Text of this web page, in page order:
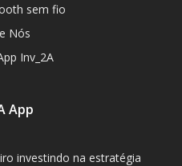
sem fio
Nós
Inv_2A
App
investindo na estratégia